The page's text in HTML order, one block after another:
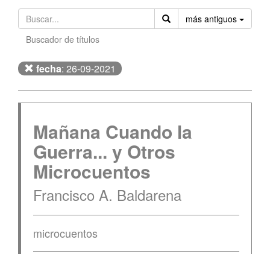
más antiguos
Buscador de títulos
fecha: 26-09-2021
Mañana Cuando la
Guerra... y Otros
Microcuentos
Francisco A. Baldarena
microcuentos